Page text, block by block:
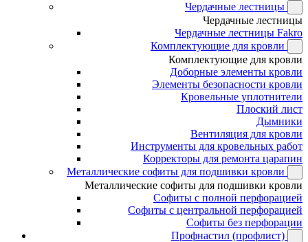
Чердачные лестницы
Чердачные лестницы
Чердачные лестницы Fakro
Комплектующие для кровли
Комплектующие для кровли
Доборные элементы кровли
Элементы безопасности кровли
Кровельные уплотнители
Плоский лист
Дымники
Вентиляция для кровли
Инструменты для кровельных работ
Корректоры для ремонта царапин
Металлические софиты для подшивки кровли
Металлические софиты для подшивки кровли
Софиты с полной перфорацией
Софиты с центральной перфорацией
Софиты без перфорации
Профнастил (профлист)